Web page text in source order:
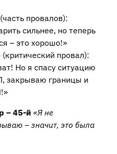
провалов):
сильнее, но теперь
– это хорошо!»
(критический провал):
Но я спасу ситуацию
закрываю границы и
– 45-й «Я не
– значит, это была